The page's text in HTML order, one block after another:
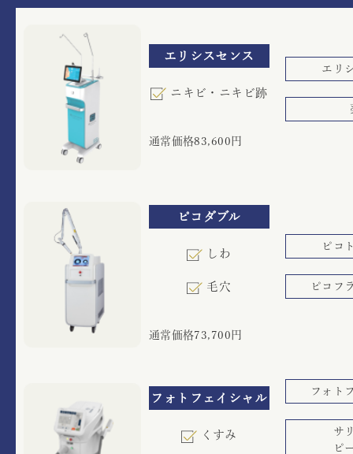
エリシスセンス
ニキビ・ニキビ跡
通常価格83,600円
エリ
ピコダブル
しわ
毛穴
通常価格73,700円
ピコ
ピコフ
フォトフェイシャル
くすみ
フォト
サ
ピ